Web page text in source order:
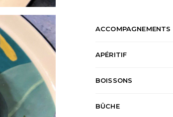
ACCOMPAGNEMENTS
APÉRITIF
BOISSONS
BÛCHE